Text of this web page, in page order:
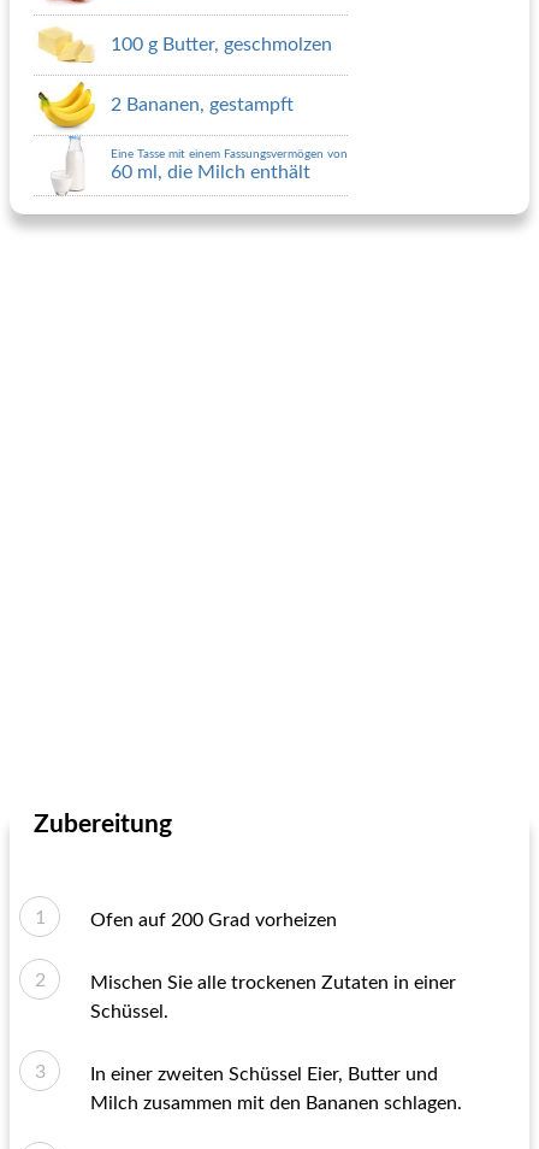
100 g Butter, geschmolzen
2 Bananen, gestampft
Eine Tasse mit einem Fassungsvermögen von
60 ml, die Milch enthält
Zubereitung
Ofen auf 200 Grad vorheizen
Mischen Sie alle trockenen Zutaten in einer
Schüssel.
In einer zweiten Schüssel Eier, Butter und
Milch zusammen mit den Bananen schlagen.